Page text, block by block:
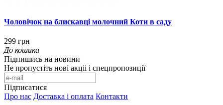
Чоловічок на блискавці молочний Коти в саду
299 грн
До кошика
Підпишись на новини
Не пропустіть нові акціі і спецпропозиції
Підписатися
Про нас Доставка і оплата Контакти